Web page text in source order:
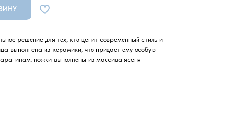
решение для тех, кто ценит современный стиль и
выполнена из керамики, что придает ему особую
ножки выполнены из массива ясеня